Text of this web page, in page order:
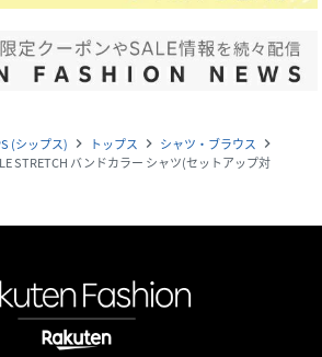
(シップス) navigate_next トップス navigate_next シャツ・ブラウス navigate_next
STRETCH バンドカラー シャツ(セットアップ対